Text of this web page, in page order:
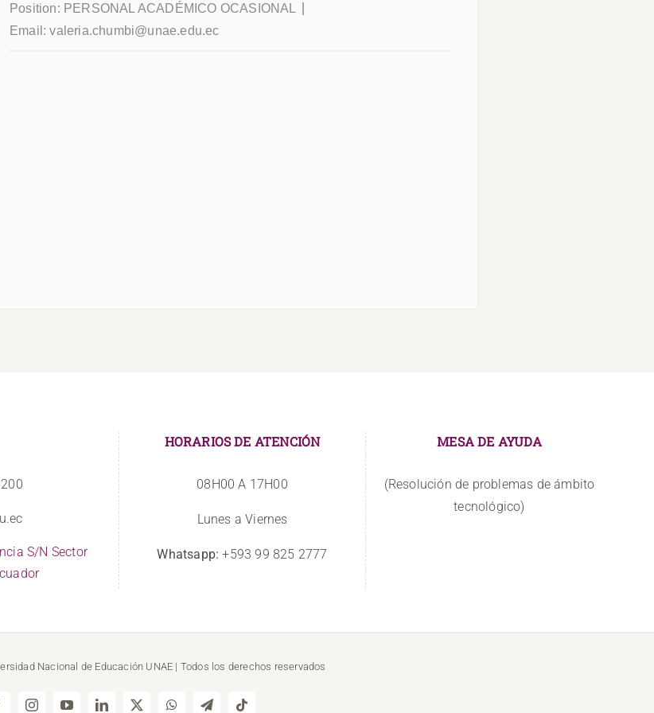
Position: PERSONAL ACADÉMICO OCASIONAL
Email:valeria.chumbi@unae.edu.ec
S/N Sector
HORARIOS DE ATENCIÓN
08H00 A 17H00
Lunes a Viernes
Whatsapp: +593 99 825 2777
MESA DE AYUDA
(Resolución de problemas de ámbito
tecnológico)
Nacional de Educación UNAE | Todos los derechos reservados
InstagramYouTubeLinkedIn
X WhatsAppTelegramTiktok